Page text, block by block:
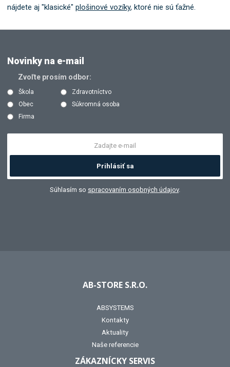
nájdete aj "klasické"plošinové vozíky, ktoré nie sú ťažné.
Novinky na e-mail
Zvoľte prosím odbor:
Škola
Zdravotníctvo
Obec
Súkromná osoba
Firma
Prihlásiť sa
Súhlasím so spracovaním osobných údajov.
AB-STORE S.R.O.
ABSYSTEMS
Kontakty
Aktuality
Naše referencie
ZÁKAZNÍCKY SERVIS